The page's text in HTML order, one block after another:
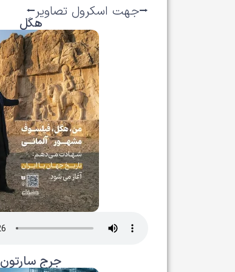
⭢جهت اسکرول تصاویر⭠
هگل
جرج سارتون